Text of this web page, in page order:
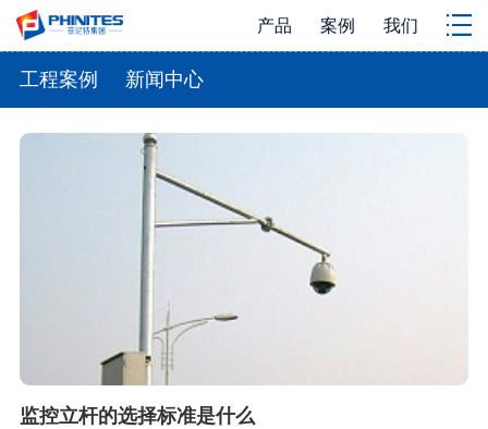
产品 案例 我们
工程案例 新闻中心
监控立杆的选择标准是什么